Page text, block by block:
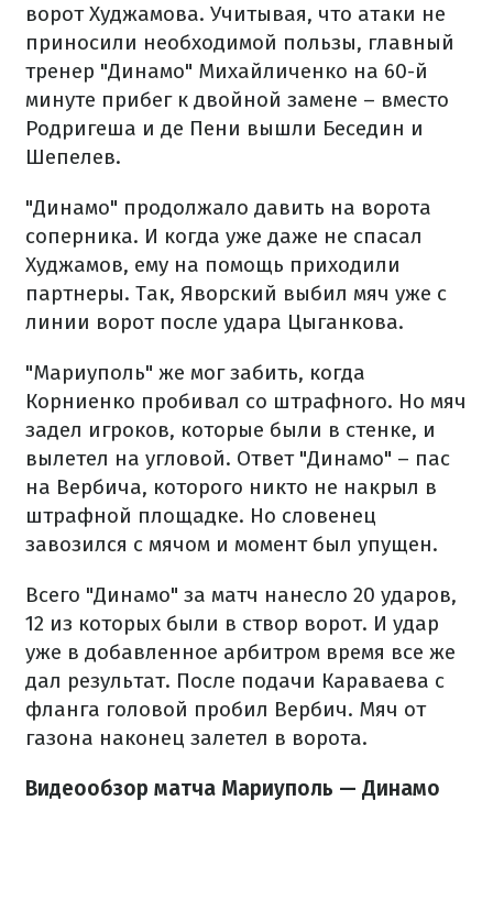
ворот Худжамова. Учитывая, что атаки не
приносили необходимой пользы, главный
тренер "Динамо" Михайличенко на 60-й
минуте прибег к двойной замене – вместо
Родригеша и де Пени вышли Беседин и
Шепелев.
"Динамо" продолжало давить на ворота
соперника. И когда уже даже не спасал
Худжамов, ему на помощь приходили
партнеры. Так, Яворский выбил мяч уже с
линии ворот после удара Цыганкова.
"Мариуполь" же мог забить, когда
Корниенко пробивал со штрафного. Но мяч
задел игроков, которые были в стенке, и
вылетел на угловой. Ответ "Динамо" – пас
на Вербича, которого никто не накрыл в
штрафной площадке. Но словенец
завозился с мячом и момент был упущен.
Всего "Динамо" за матч нанесло 20 ударов,
12 из которых были в створ ворот. И удар
уже в добавленное арбитром время все же
дал результат. После подачи Караваева с
фланга головой пробил Вербич. Мяч от
газона наконец залетел в ворота.
Видеообзор матча Мариуполь — Динамо